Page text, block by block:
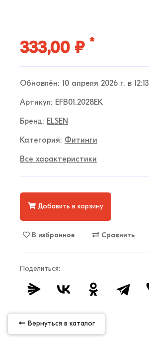
333,00 ₽ *
Обновлён: 10 апреля 2026 г. в 12:13
Артикул: EFB01.2028EK
Бренд: ELSEN
Категория: Фитинги
Все характеристики
Добавить в корзину
В избранное Сравнить
Поделиться:
Вернуться в каталог